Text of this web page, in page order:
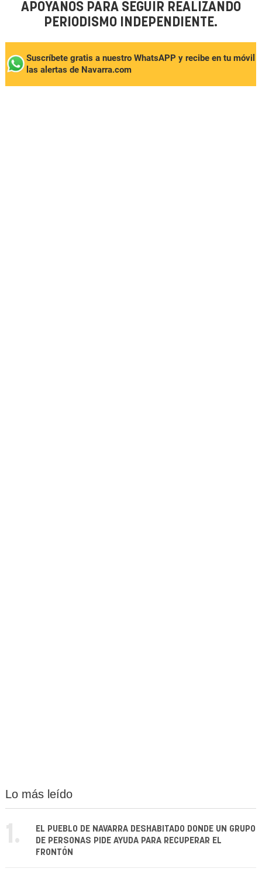
APÓYANOS PARA SEGUIR REALIZANDO
PERIODISMO INDEPENDIENTE.
Suscríbete gratis a nuestro WhatsAPP y recibe en tu móvil
las alertas de Navarra.com
Lo más leído
1.
EL PUEBLO DE NAVARRA DESHABITADO DONDE UN GRUPO
DE PERSONAS PIDE AYUDA PARA RECUPERAR EL
FRONTÓN